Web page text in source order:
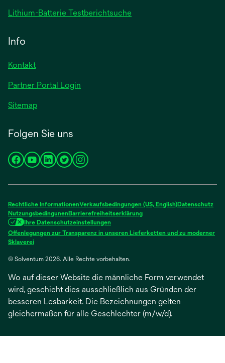
Lithium-Batterie Testberichtsuchewird
Info
Kontakt
Partner Portal Login
Sitemap
Folgen Sie uns
wird
neuen
Registerkarte
geöffnet
wird
neuen
Registerkarte
geöffnet
wird
neuen
Registerkarte
geöffnet
wird
neuen
Registerkarte
geöffnet
wird
neuen
Registerkarte
geöffnet
Rechtliche InformationenVerkaufsbedingungen (US, English)Datenschutz
NutzungsbedingunenBarrierefreiheitserklärung
Ihre Datenschutzeinstellungen
Offenlegungen zur Transparenz in unseren Lieferketten und zu moderner
Sklavereiwird
einer
Registerkarte
geöffnet
© Solventum 2026. Alle Rechte vorbehalten.
Wo auf dieser Website die männliche Form verwendet
wird, geschieht dies ausschließlich aus Gründen der
besseren Lesbarkeit. Die Bezeichnungen gelten
gleichermaßen für alle Geschlechter (m/w/d).